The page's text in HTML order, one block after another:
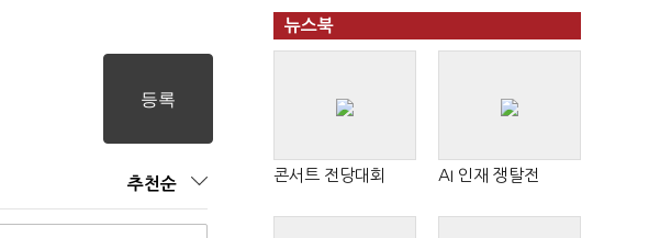
추천순
뉴스북
콘서트 전당대회 AI 인재 쟁탈전